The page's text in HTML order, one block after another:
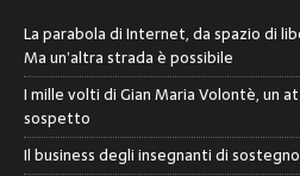
La parabola di Internet, da spazio di
Ma un’altra strada è possibile
I mille volti di Gian Maria Volontè, un
sospetto
Il business degli insegnanti di sostegno